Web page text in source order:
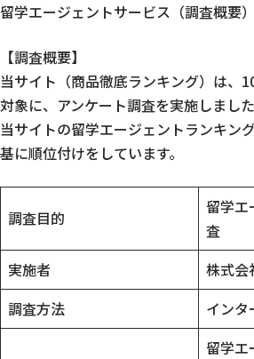
留学エージェントサービス（調査概要）
【調査概要】
当サイト（商品徹底ランキング）は、
対象に、アンケート調査を実施しました
当サイトの留学エージェントランキン
基に順位付けをしています。
調査目的
留学エ
査
実施者
株式会
調査方法
インタ
留学エ